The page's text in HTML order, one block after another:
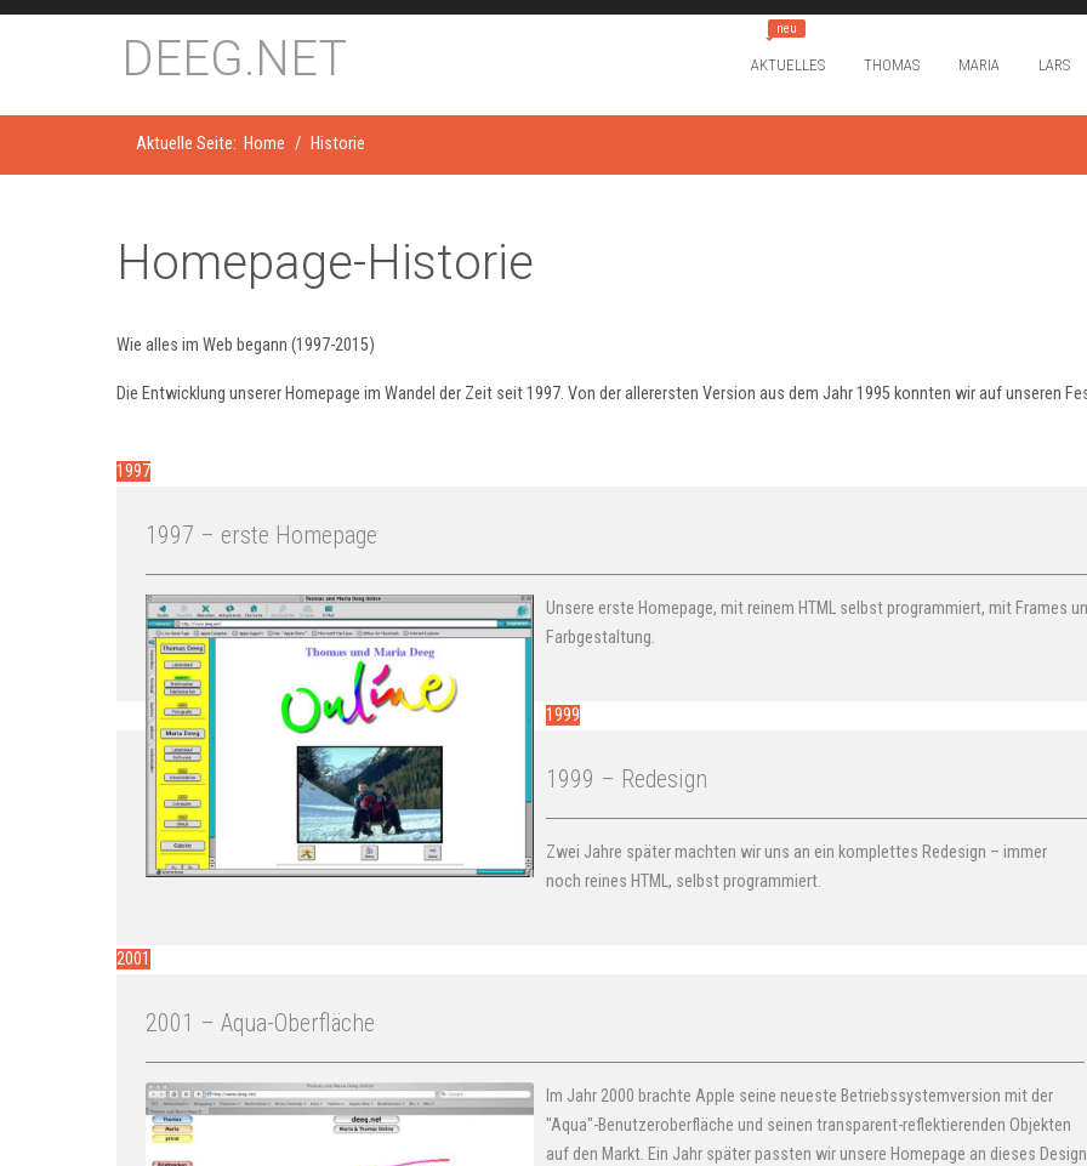
DEEG.NET AKTUELLES
neu
THOMAS MARIA LARS
Aktuelle Seite: Home Historie
Homepage-Historie
Wie alles im Web begann (1997-2015)
Die Entwicklung unserer Homepage im Wandel der Zeit seit 1997. Von der allerersten Version aus dem Jahr 1995 konnten wir auf unseren
1997
1997 – erste Homepage
Unsere erste Homepage, mit reinem HTML selbst programmiert, mit Frames
Farbgestaltung.
1999
1999 – Redesign
Zwei Jahre später machten wir uns an ein komplettes Redesign – immer
noch reines HTML, selbst programmiert.
2001
2001 – Aqua-Oberfläche
Im Jahr 2000 brachte Apple seine neueste Be­triebs­system­version mit der
"Aqua"-Be­nutzer­ober­fläche und seinen transparent-reflektierenden Objekten
auf den Markt. Ein Jahr später passten wir unsere Homepage an dieses